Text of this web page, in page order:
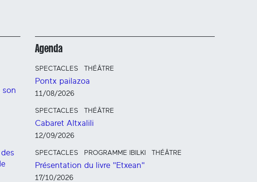
son
Agenda
SPECTACLES THÉÂTRE
Pontx pailazoa
11/08/2026
SPECTACLES THÉÂTRE
Cabaret Altxalili
12/09/2026
SPECTACLES PROGRAMME IBILKI THÉÂTRE
Présentation du livre "Etxean"
17/10/2026